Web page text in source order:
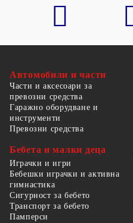
Автомобили и части
Части и аксесоари за
превозни средства
Гаражно оборудване и
инструменти
Превозни средства
Бебета и малки деца
Играчки и игри
Бебешки играчки и активна
гимнастика
Сигурност за бебето
Транспорт за бебето
Памперси